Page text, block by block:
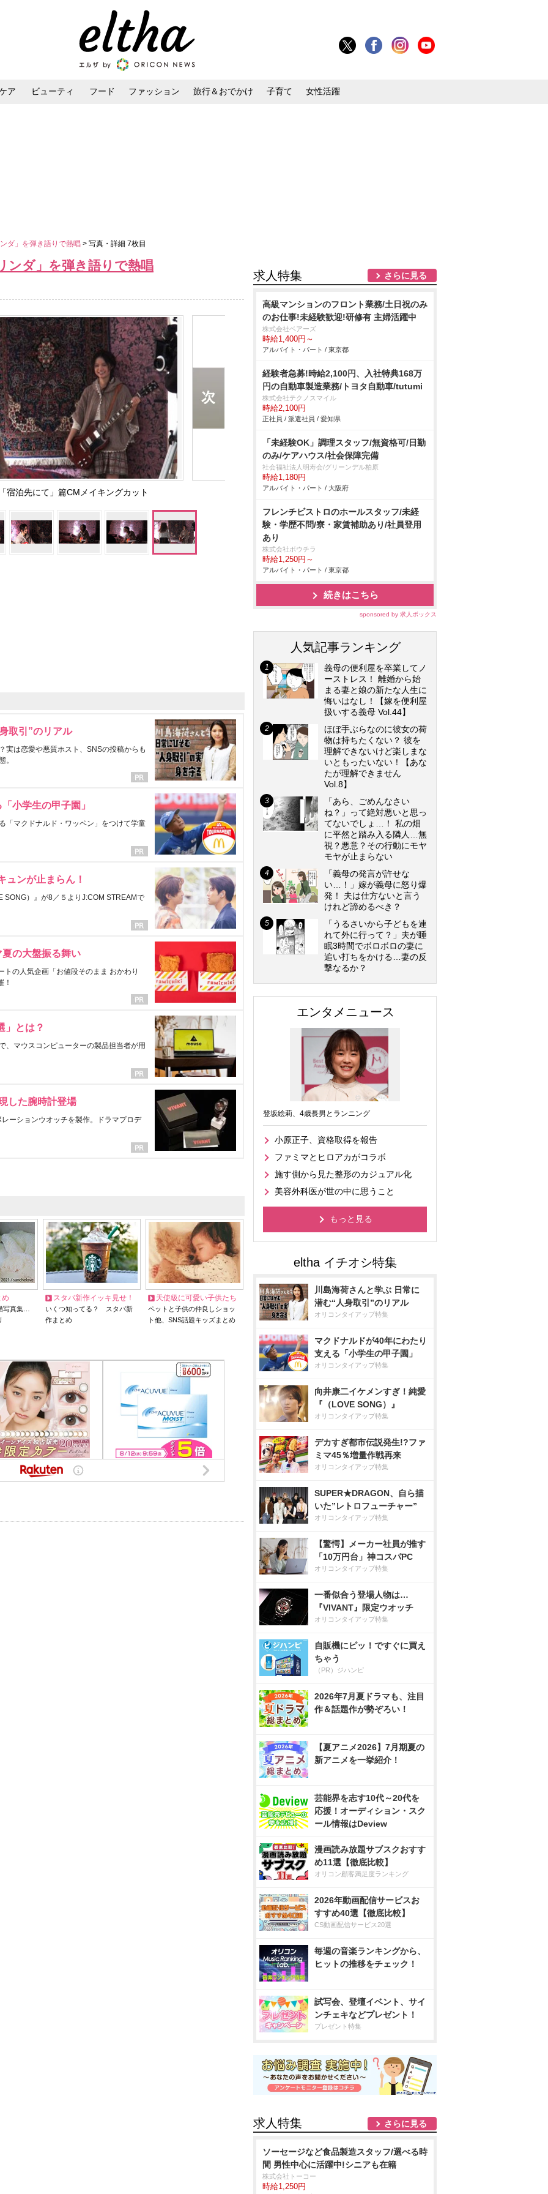
ア ビューティ フード ファッション 旅行＆おでかけ 子育て 女性活躍
ダ」を弾き語りで熱唱 > 写真・詳細 7枚目
ンダ」を弾き語りで熱唱
宿泊先にて」篇CMメイキングカット
取引”のリアル
実は恋愛や悪質ホスト、SNSの投稿からも
。
小学生の甲子園」
「マクドナルド・ワッペン」をつけて学童
ュンが止まらん！
SONG）』が8／５よりJ:COM STREAMで
の大盤振る舞い
の人気企画「お値段そのまま おかわり
！
」とは？
、マウスコンピューターの製品担当者が用
した腕時計登場
ーションウオッチを製作。ドラマプロデ
め
写真集…
スタバ新作イッキ見せ！
いくつ知ってる？ スタバ新
作まとめ
天使級に可愛い子供たち
ペットと子供の仲良しショッ
ト他、SNS話題キッズまとめ
求人特集 さらに見る
⾼級マンションのフロント業務/土日祝のみ
のお仕事!未経験歓迎!研修有 主婦活躍中
株式会社ベアーズ
時給1,400円～
アルバイト・パート / 東京都
経験者急募!時給2,100円、入社特典168万
円の自動車製造業務/トヨタ自動車/tutumi
株式会社テクノスマイル
時給2,100円
正社員 / 派遣社員 / 愛知県
「未経験OK」調理スタッフ/無資格可/日勤
のみ/ケアハウス/社会保障完備
社会福祉法人明寿会/グリーンデル柏原
時給1,180円
アルバイト・パート / 大阪府
フレンチビストロのホールスタッフ/未経
験・学歴不問/寮・家賃補助あり/社員登用
あり
株式会社ボウチラ
時給1,250円～
アルバイト・パート / 東京都
続きはこちら
sponsored by 求人ボックス
人気記事ランキング
義母の便利屋を卒業してノ
ーストレス！ 離婚から始
まる妻と娘の新たな人生に
悔いはなし！【嫁を便利屋
扱いする義母 Vol.44】
ほぼ手ぶらなのに彼女の荷
物は持ちたくない？ 彼を
理解できないけど楽しまな
いともったいない！【あな
たが理解できません
Vol.8】
「あら、ごめんなさい
ね？」って絶対悪いと思っ
てないでしょ…！ 私の畑
に平然と踏み入る隣人…無
視？悪意？その行動にモヤ
モヤが止まらない
「義母の発言が許せな
い…！」嫁が義母に怒り爆
発！ 夫は仕方ないと言う
けれど諦めるべき？
「うるさいから子どもを連
れて外に行って？」夫が睡
眠3時間でボロボロの妻に
追い打ちをかける…妻の反
撃なるか？
エンタメニュース
登坂絵莉、4歳長男とランニング
小原正子、資格取得を報告
ファミマとヒロアカがコラボ
施す側から見た整形のカジュアル化
美容外科医が世の中に思うこと
もっと見る
川島海荷さんと学ぶ 日常に
潜む“人身取引”のリアル
オリコンタイアップ特集
マクドナルドが40年にわたり
支える「小学生の甲子園」
オリコンタイアップ特集
向井康二イケメンすぎ！純愛
『（LOVE SONG）』
オリコンタイアップ特集
デカすぎ都市伝説発生!?ファ
ミマ45％増量作戦再来
オリコンタイアップ特集
SUPER★DRAGON、自ら描
いた”レトロフューチャー”
オリコンタイアップ特集
【驚愕】メーカー社員が推す
「10万円台」神コスパPC
オリコンタイアップ特集
一番似合う登場人物は…
『VIVANT』限定ウオッチ
オリコンタイアップ特集
自販機にピッ！ですぐに買え
ちゃう
（PR）ジハンピ
2026年7月夏ドラマも、注目
作＆話題作が勢ぞろい！
【夏アニメ2026】7月期夏の
新アニメを一挙紹介！
芸能界を志す10代～20代を
応援！オーディション・スク
ール情報はDeview
漫画読み放題サブスクおすす
め11選【徹底比較】
オリコン顧客満足度ランキング
2026年動画配信サービスお
すすめ40選【徹底比較】
CS動画配信サービス20選
毎週の音楽ランキングから、
ヒットの推移をチェック！
試写会、登壇イベント、サイ
ンチェキなどプレゼント！
プレゼント特集
求人特集 さらに見る
ソーセージなど食品製造スタッフ/選べる時
間 男性中心に活躍中!シニアも在籍
株式会社トーコー
時給1,250円